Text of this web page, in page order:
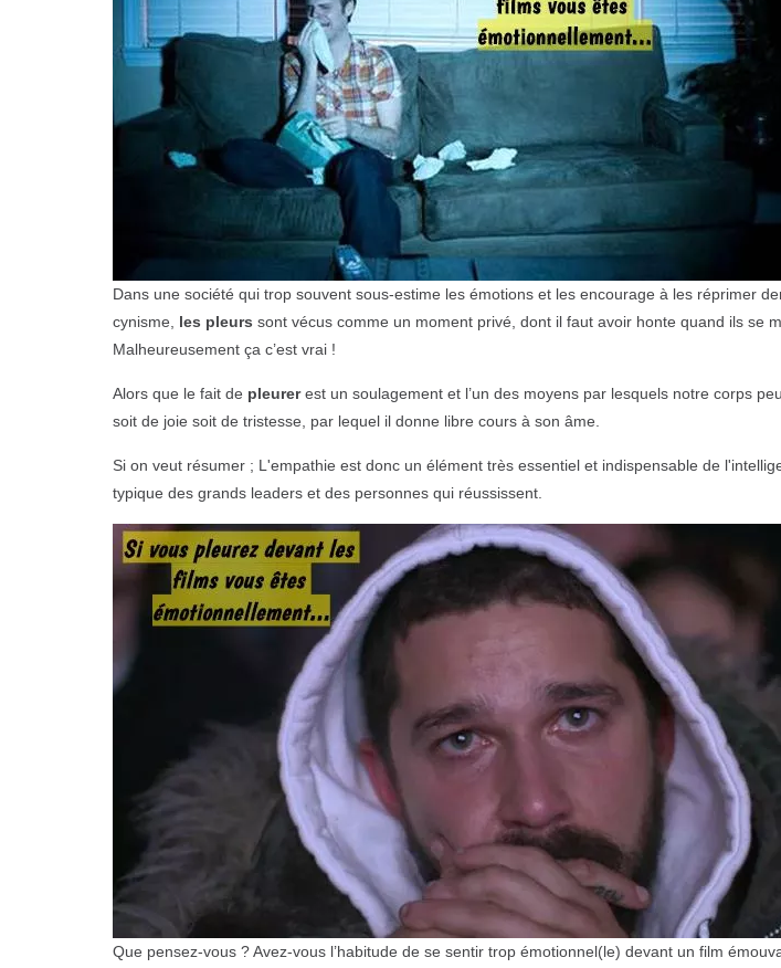
Dans une société qui trop souvent sous-estime les émotions et les encourage à les réprimer
cynisme, les pleurs sont vécus comme un moment privé, dont il faut avoir honte quand ils se
Malheureusement ça c’est vrai !
Alors que le fait de pleurerest un soulagement et l’un des moyens par lesquels notre corps
soit de joie soit de tristesse, par lequel il donne libre cours à son âme.
Si on veut résumer ; L'empathie est donc un élément très essentiel et indispensable de
typique des grands leaders et des personnes qui réussissent.
Que pensez-vous ? Avez-vous l’habitude de se sentir trop émotionnel(le) devant un film